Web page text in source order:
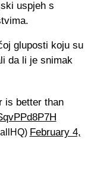
uspjeh s
gluposti koju su
da li je snimak
is better than
February 4,